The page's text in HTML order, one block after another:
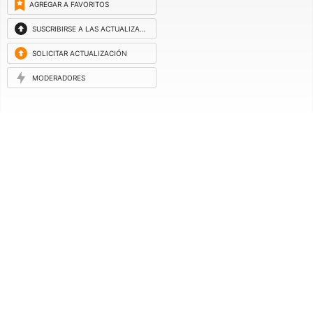
AGREGAR A FAVORITOS
SUSCRIBIRSE A LAS ACTUALIZACIONES
SOLICITAR ACTUALIZACIÓN
MODERADORES